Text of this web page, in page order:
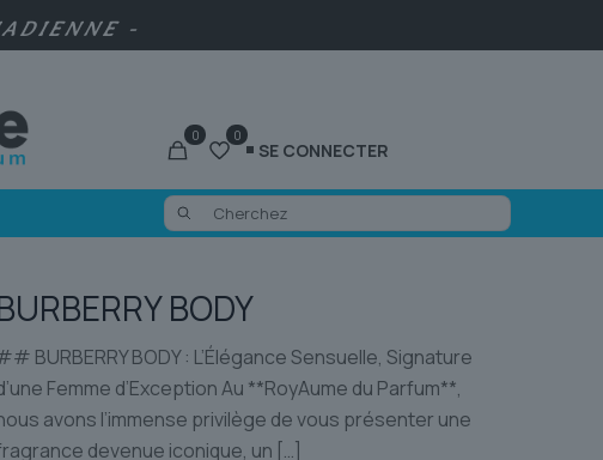
-
0 0
SE CONNECTER
BODY
BURBERRY BODY : L’Élégance Sensuelle, Signature
Femme d’Exception Au **RoyAume du Parfum**,
avons l’immense privilège de vous présenter une
devenue iconique, un […]